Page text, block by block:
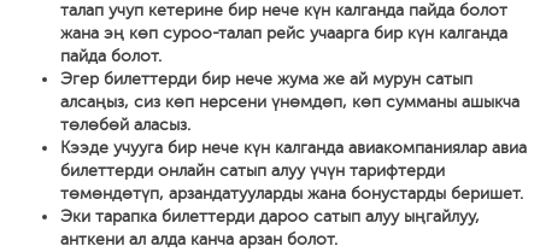
талап учуп кетерине бир нече күн калганда пайда болот
жана эң көп суроо-талап рейс учаарга бир күн калганда
пайда болот.
Эгер билеттерди бир нече жума же ай мурун сатып
алсаңыз, сиз көп нерсени үнөмдөп, көп сумманы ашыкча
төлөбөй аласыз.
Кээде учууга бир нече күн калганда авиакомпаниялар авиа
билеттерди онлайн сатып алуу үчүн тарифтерди
төмөндөтүп, арзандатууларды жана бонустарды беришет.
Эки тарапка билеттерди дароо сатып алуу ыңгайлуу,
анткени ал алда канча арзан болот.